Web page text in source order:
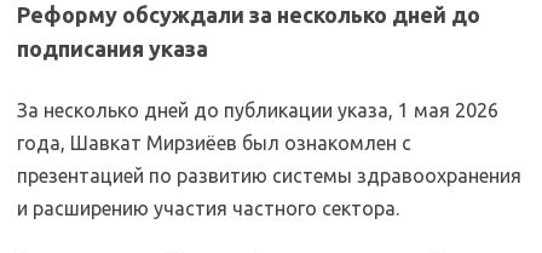
Реформу обсуждали за несколько дней до
подписания указа
За несколько дней до публикации указа, 1 мая 2026
года, Шавкат Мирзиёев был ознакомлен с
презентацией по развитию системы здравоохранения
и расширению участия частного сектора.